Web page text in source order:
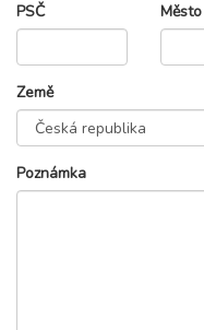
PSČ Město
Země
Poznámka